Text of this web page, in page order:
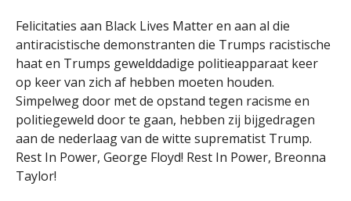
Felicitaties aan Black Lives Matter en aan al die
antiracistische demonstranten die Trumps racistische
haat en Trumps gewelddadige politieapparaat keer
op keer van zich af hebben moeten houden.
Simpelweg door met de opstand tegen racisme en
politiegeweld door te gaan, hebben zij bijgedragen
aan de nederlaag van de witte suprematist Trump.
Rest In Power, George Floyd! Rest In Power, Breonna
Taylor!